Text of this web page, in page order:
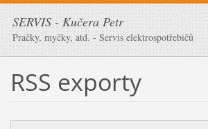
SERVIS - Kučera Petr
Pračky, myčky, atd. - Servis elektrospotřebičů
RSS exporty